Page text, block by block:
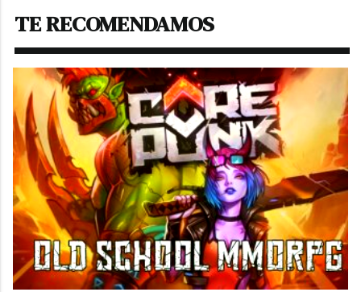
TE RECOMENDAMOS